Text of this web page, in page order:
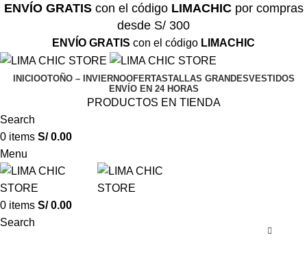
ENVÍO GRATIScon el código LIMACHICpor compras
desde S/ 300
ENVÍO GRATIS con el código LIMACHIC
INICIOOTOÑO – INVIERNOOFERTASTALLAS GRANDESVESTIDOS
ENVÍO EN 24 HORAS
PRODUCTOS EN TIENDA
Search
0 items S/0.00
Menu
0 items S/0.00
Search